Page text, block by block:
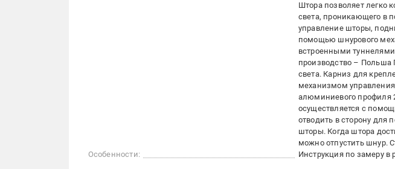
Особенности:
Штора позволяет легко
света, проникающего в
управление шторы,
помощью шнурового
встроенными туннелями
производство – Польша
света. Карниз для
механизмом
алюминиевого профиля
осуществляется с
отводить в сторону для
шторы. Когда штора
можно отпустить шнур.
Инструкция по замеру в